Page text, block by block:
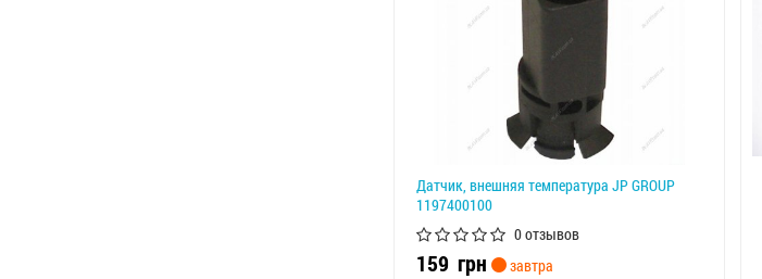
Датчик, внешняя температура JP GROUP
1197400100
0 отзывов
159 грн
завтра